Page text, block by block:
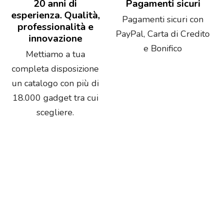
20 anni di
esperienza. Qualità,
professionalità e
innovazione
Mettiamo a tua
completa disposizione
un catalogo con più di
18.000 gadget tra cui
scegliere.
Pagamenti sicuri
Pagamenti sicuri con
PayPal, Carta di Credito
e Bonifico